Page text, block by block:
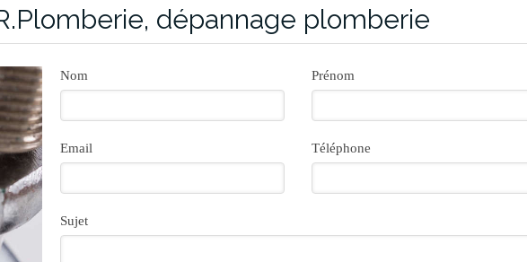
dépannage plomberie
Nom Prénom
Email Téléphone
Sujet